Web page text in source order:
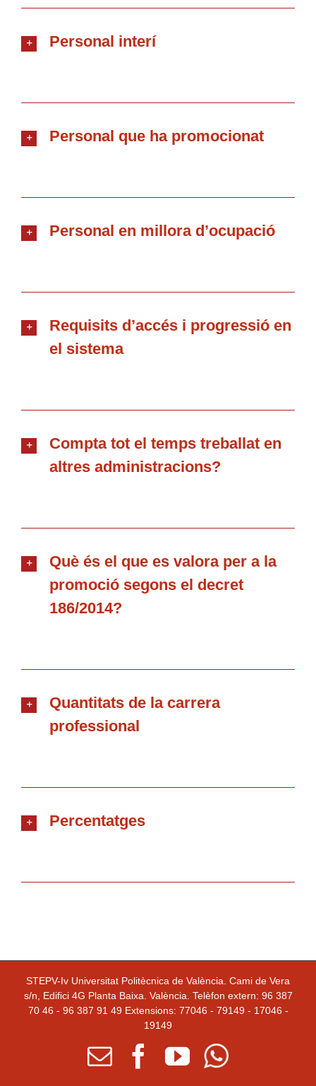
Personal interí
Personal que ha promocionat
Personal en millora d’ocupació
Requisits d’accés i progressió en
el sistema
Compta tot el temps treballat en
altres administracions?
Què és el que es valora per a la
promoció segons el decret
186/2014?
Quantitats de la carrera
professional
Percentatges
STEPV-Iv Universitat Politècnica de València. Cami de Vera
s/n, Edifici 4G Planta Baixa. València. Telèfon extern: 96 387
70 46 - 96 387 91 49 Extensions: 77046 - 79149 - 17046 -
19149
Emailfacebook
youtube
Whatsapp